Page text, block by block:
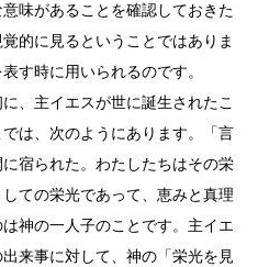
味があることを確認しておきた
的に見るということではありま
す時に用いられるのです。
、主イエスが世に誕生されたこ
は、次のようにあります。「言
宿られた。わたしたちはその栄
ての栄光であって、恵みと真理
神の一人子のことです。主イエ
来事に対して、神の「栄光を見